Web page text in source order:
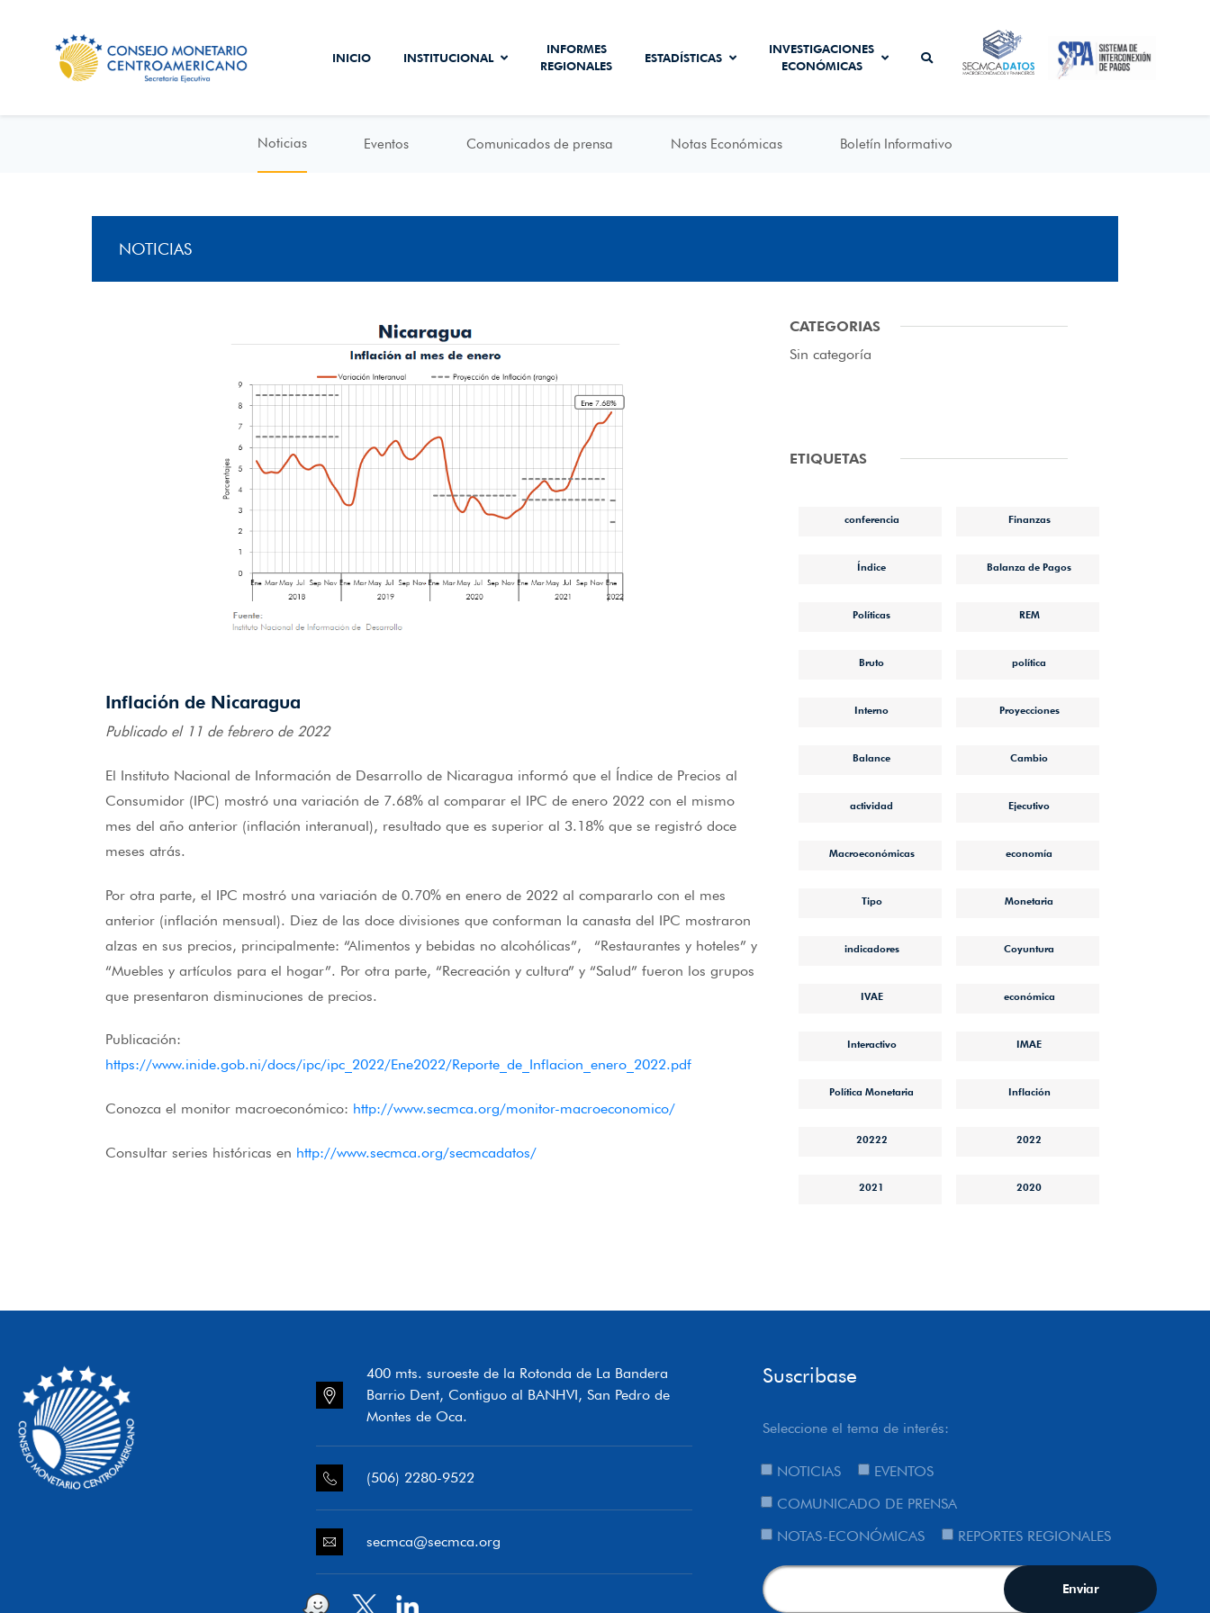
INICIO INSTITUCIONAL
INFORMES
REGIONALES
ESTADÍSTICAS
INVESTIGACIONES
ECONÓMICAS
SECMCA
DATOS
SISTEMA DE
INTERCONEXIÓN
DE PAGOS
Noticias Eventos Comunicados de prensa Notas Económicas Boletín Informativo
NOTICIAS
Inflación de Nicaragua
Publicado el 11 de febrero de 2022
El Instituto Nacional de Información de Desarrollo de Nicaragua informó que el Índice de Precios al
Consumidor (IPC) mostró una variación de 7.68% al comparar el IPC de enero 2022 con el mismo
mes del año anterior (inflación interanual), resultado que es superior al 3.18% que se registró doce
meses atrás.
Por otra parte, el IPC mostró una variación de 0.70% en enero de 2022 al compararlo con el mes
anterior (inflación mensual). Diez de las doce divisiones que conforman la canasta del IPC mostraron
alzas en sus precios, principalmente: “Alimentos y bebidas no alcohólicas”, “Restaurantes y hoteles” y
“Muebles y artículos para el hogar”. Por otra parte, “Recreación y cultura” y “Salud” fueron los grupos
que presentaron disminuciones de precios.
Publicación:
https://www.inide.gob.ni/docs/ipc/ipc_2022/Ene2022/Reporte_de_Inflacion_enero_2022.pdf
Conozca el monitor macroeconómico: http://www.secmca.org/monitor-macroeconomico/
Consultar series históricas en http://www.secmca.org/secmcadatos/
CATEGORIAS
Sin categoría
ETIQUETAS
conferencia Finanzas
Índice Balanza de Pagos
Políticas REM
Bruto política
Interno Proyecciones
Balance Cambio
actividad Ejecutivo
Macroeconómicas economía
Tipo Monetaria
indicadores Coyuntura
IVAE económica
Interactivo IMAE
Política Monetaria Inflación
20222 2022
2021 2020
400 mts. suroeste de la Rotonda de La Bandera
Barrio Dent, Contiguo al BANHVI, San Pedro de
Montes de Oca.
(506) 2280-9522
secmca@secmca.org
Suscribase
Seleccione el tema de interés:
NOTICIAS
EVENTOS
COMUNICADO DE PRENSA
NOTAS-ECONÓMICAS
REPORTES REGIONALES